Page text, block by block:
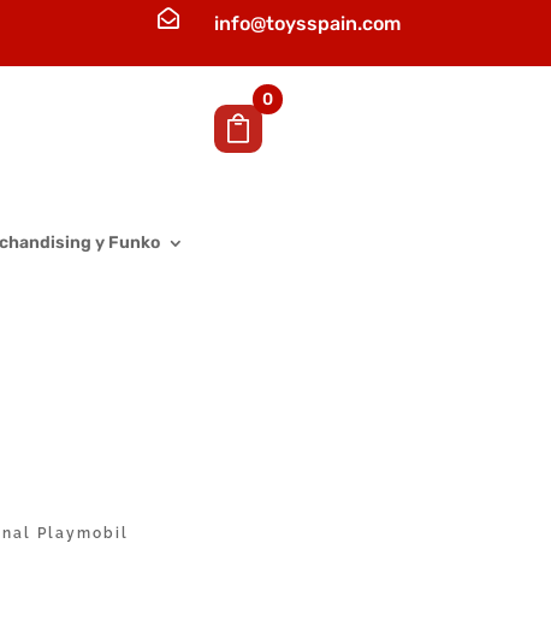
 info@toysspain.com
0
y Funko
Playmobil